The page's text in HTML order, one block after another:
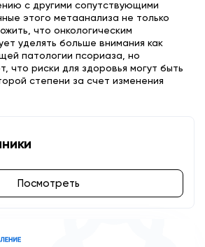
с другими сопутствующими
этого метаанализа не только
что онкологическим
уделять больше внимания как
патологии псориаза, но
что риски для здоровья могут быть
степени за счет изменения
Посмотреть